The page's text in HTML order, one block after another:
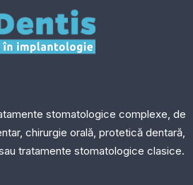
stomatologice complexe, de
chirurgie orală, protetică dentară,
tratamente stomatologice clasice.